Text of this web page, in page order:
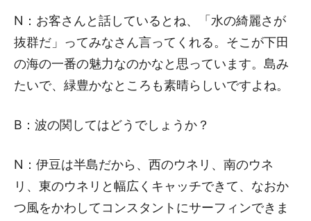
N：お客さんと話しているとね、「水の綺麗さが
抜群だ」ってみなさん言ってくれる。そこが下田
の海の一番の魅力なのかなと思っています。島み
たいで、緑豊かなところも素晴らしいですよね。
B：波の関してはどうでしょうか？
N：伊豆は半島だから、西のウネリ、南のウネ
リ、東のウネリと幅広くキャッチできて、なおか
つ風をかわしてコンスタントにサーフィンできま